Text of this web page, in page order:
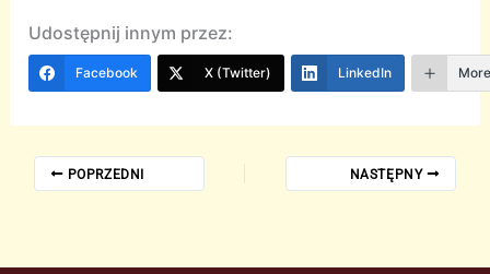
Udostępnij innym przez:
Facebook X (Twitter) LinkedIn
POPRZEDNI NASTĘPNY